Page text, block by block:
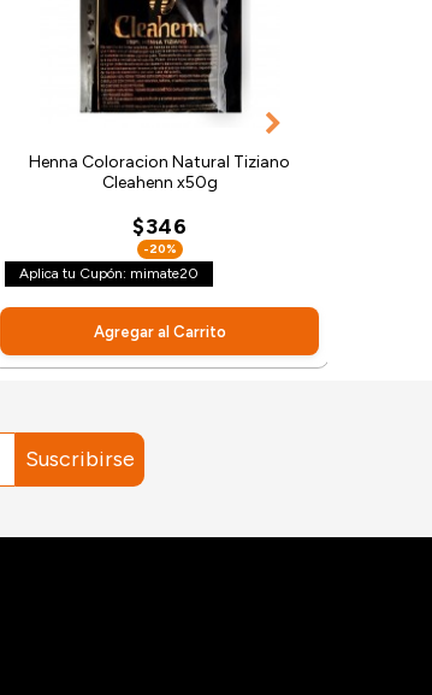
Henna Coloracion Natural Tiziano
Cleahenn x50g
$346
-20%
Aplica tu Cupón: mimate20
Agregar al Carrito
Suscribirse